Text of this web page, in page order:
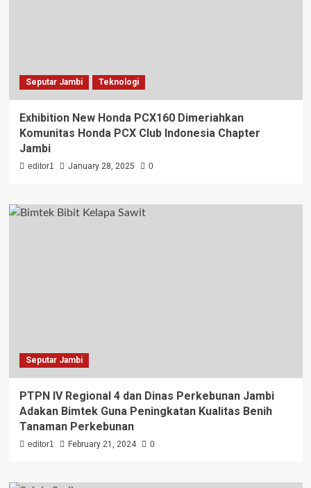
Seputar Jambi Teknologi
Exhibition New Honda PCX160 Dimeriahkan
Komunitas Honda PCX Club Indonesia Chapter
Jambi
editor1 January 28, 2025 0
Seputar Jambi
PTPN IV Regional 4 dan Dinas Perkebunan Jambi
Adakan Bimtek Guna Peningkatan Kualitas Benih
Tanaman Perkebunan
editor1 February 21, 2024 0